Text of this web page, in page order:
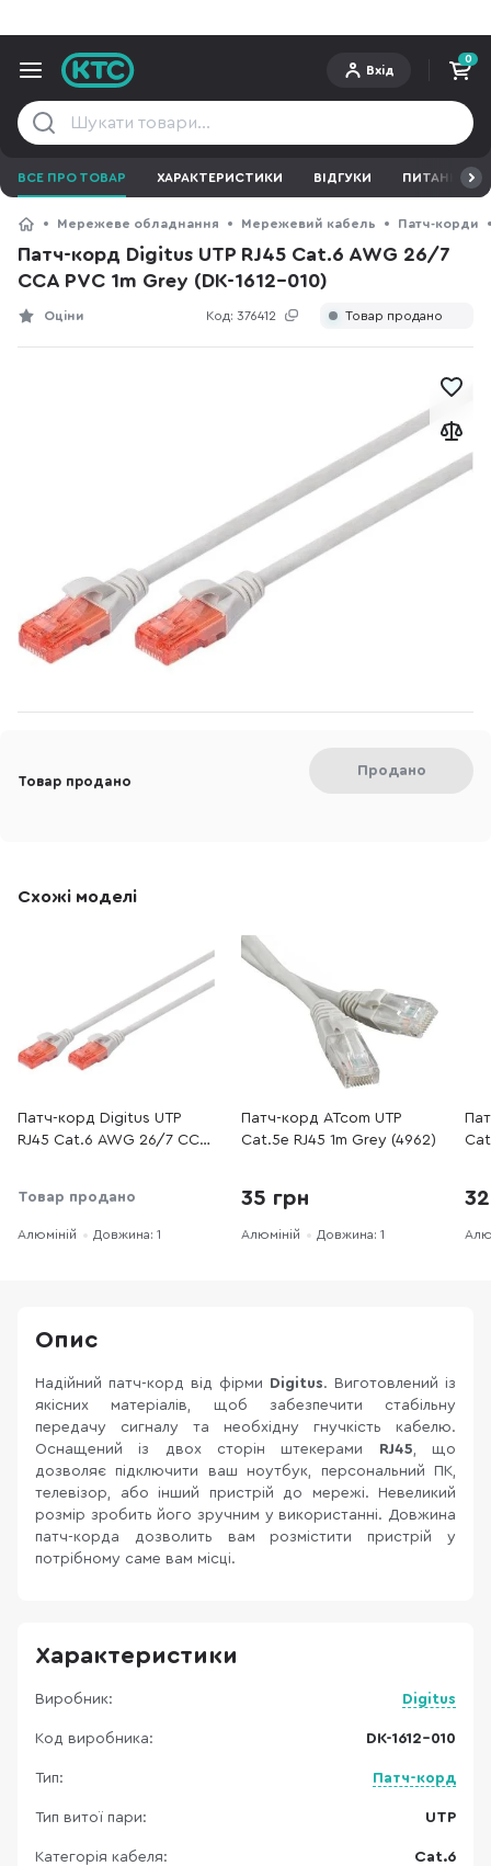
Вхід
0
ВСЕ ПРО ТОВАР ХАРАКТЕРИСТИКИ ВІДГУКИ ПИТАННЯ ТА
Мережеве обладнання Мережевий кабель Патч-корди
Патч-корд Digitus UTP RJ45 Cat.6 AWG 26/7
CCA PVC 1m Grey (DK-1612-010)
Код: 376412
Оціни Товар продано
Товар продано
Продано
Схожі моделі
Патч-корд Digitus UTP
RJ45 Cat.6 AWG 26/7 CCA
Товар продано
Алюміній Довжина: 1
Патч-корд ATcom UTP
Cat.5e RJ45 1m Grey (4962)
35 грн
Алюміній Довжина: 1
Опис
Надійний патч-корд від фірми Digitus. Виготовлений із
якісних матеріалів, щоб забезпечити стабільну
передачу сигналу та необхідну гнучкість кабелю.
Оснащений із двох сторін штекерами RJ45, що
дозволяє підключити ваш ноутбук, персональний ПК,
телевізор, або інший пристрій до мережі. Невеликий
розмір зробить його зручним у використанні. Довжина
патч-корда дозволить вам розмістити пристрій у
потрібному саме вам місці.
Характеристики
Виробник: Digitus
Код виробника: DK-1612-010
Тип: Патч-корд
Тип витої пари: UTP
Категорія кабеля: Cat.6